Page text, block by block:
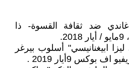
ضد ثقافة القسوة- ذا
ابيغنانيسي" أسلوب بيرغر
بوكس 9أيار 2019 .